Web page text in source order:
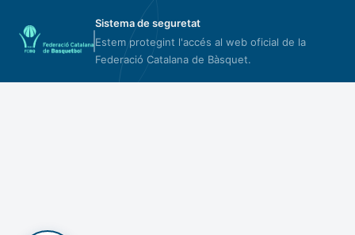
Sistema de seguretat
Estem protegint l'accés al web oficial de la
Federació Catalana de Bàsquet.